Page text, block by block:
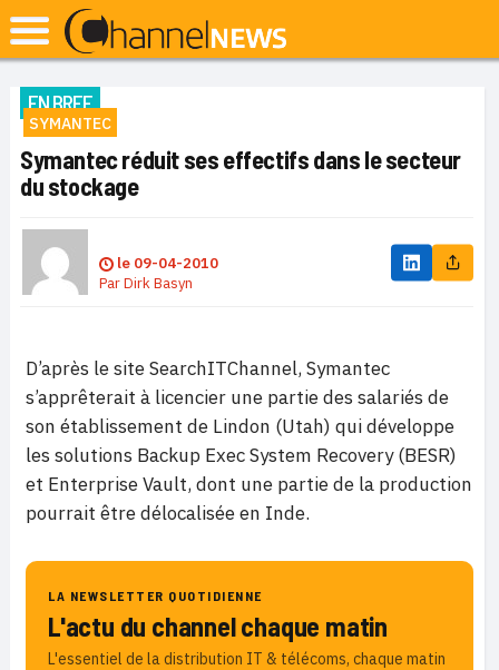
EN BREF
SYMANTEC
Symantec réduit ses effectifs dans le secteur
du stockage
le 09-04-2010
ParDirk Basyn
D’après le site SearchITChannel, Symantec
s’apprêterait à licencier une partie des salariés de
son établissement de Lindon (Utah) qui développe
les solutions Backup Exec System Recovery (BESR)
et Enterprise Vault, dont une partie de la production
pourrait être délocalisée en Inde.
LA NEWSLETTER QUOTIDIENNE
L'actu du channel chaque matin
L'essentiel de la distribution IT & télécoms, chaque matin